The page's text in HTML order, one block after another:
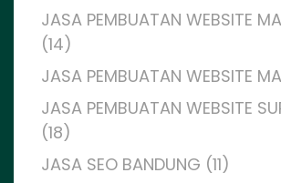
JASA PEMBUATAN WEBSITE
(14)
JASA PEMBUATAN WEBSITE
JASA PEMBUATAN WEBSITE
(18)
JASA SEO BANDUNG (11)